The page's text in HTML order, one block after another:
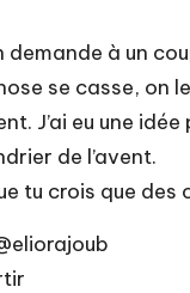
demande à un
se casse, on
J’ai eu une
de l’avent.
tu crois que